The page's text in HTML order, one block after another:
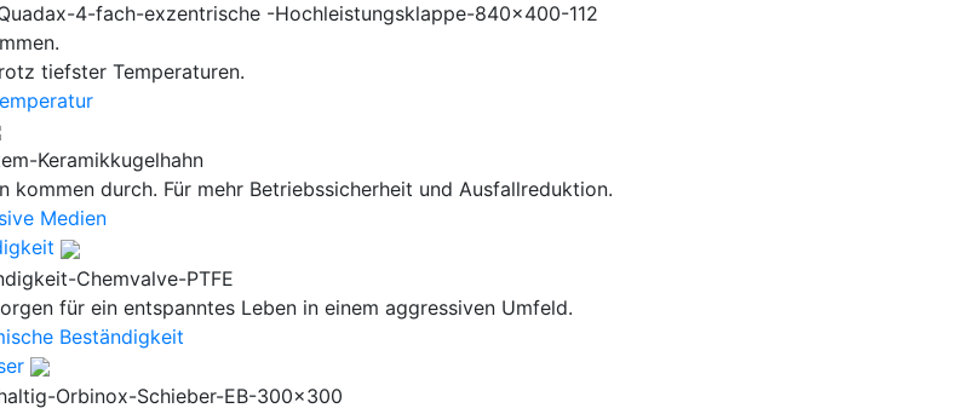
tiefster Temperaturen.
kommen durch. Für mehr Betriebssicherheit und Ausfallreduktion.
Medien
für ein entspanntes Leben in einem aggressiven Umfeld.
Beständigkeit